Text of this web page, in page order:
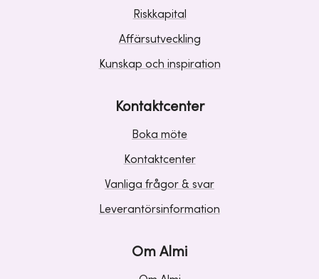
Riskkapital
Affärsutveckling
Kunskap och inspiration
Kontaktcenter
Boka möte
Kontaktcenter
Vanliga frågor & svar
Leverantörsinformation
Om Almi